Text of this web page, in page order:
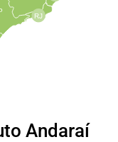
RJ
Andaraí